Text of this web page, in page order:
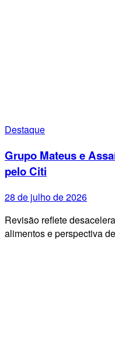
Destaque
Grupo Mateus e
pelo Citi
28 de julho de 2026
Revisão reflete
alimentos e perspectiva